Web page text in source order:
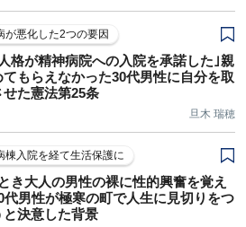
が悪化した2つの要因
格が精神病院への入院を承諾した｣親
てもらえなかった30代男性に自分を取
せた憲法第25条
旦木 瑞穂
棟入院を経て生活保護に
き大人の男性の裸に性的興奮を覚え
男性が極寒の町で人生に見切りをつ
と決意した背景